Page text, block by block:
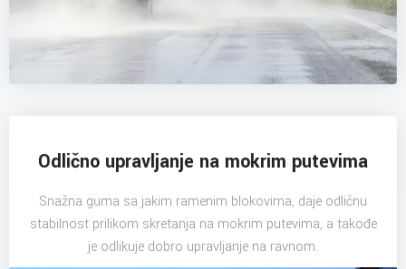
Odlično upravljanje na mokrim putevima
Snažna guma sa jakim ramenim blokovima, daje odličnu
stabilnost prilikom skretanja na mokrim putevima, a takođe
je odlikuje dobro upravljanje na ravnom.